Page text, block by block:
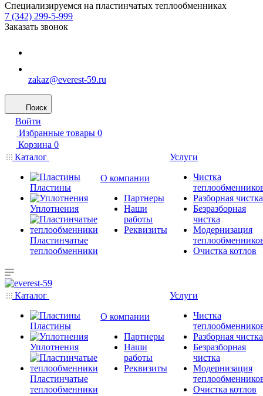
Специализируемся на пластинчатых теплообменниках
7 (342) 299-5-999
Заказать звонок
zakaz@everest-59.ru
Поиск
Войти
Избранные товары 0
Корзина 0
Каталог
Пластины
Уплотнения
Пластинчатые
теплообменники
О компании
Партнеры
Наши
работы
Реквизиты
Услуги
Чистка
Разборная чистка
Безразборная
чистка
Модернизация
Очистка котлов
Каталог
Пластины
Уплотнения
Пластинчатые
теплообменники
О компании
Партнеры
Наши
работы
Реквизиты
Услуги
Чистка
Разборная чистка
Безразборная
чистка
Модернизация
Очистка котлов